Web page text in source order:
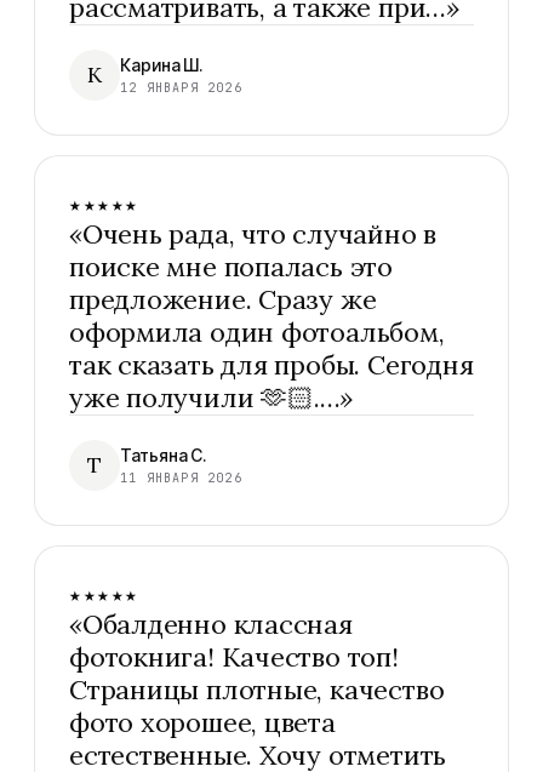
рассматривать, а также при…»
К Карина Ш.
12 ЯНВАРЯ 2026
★★★★★
«Очень рада, что случайно в
поиске мне попалась это
предложение. Сразу же
оформила один фотоальбом,
так сказать для пробы. Сегодня
уже получили 🫶🏻.…»
Т Татьяна С.
11 ЯНВАРЯ 2026
★★★★★
«Обалденно классная
фотокнига! Качество топ!
Страницы плотные, качество
фото хорошее, цвета
естественные. Хочу отметить